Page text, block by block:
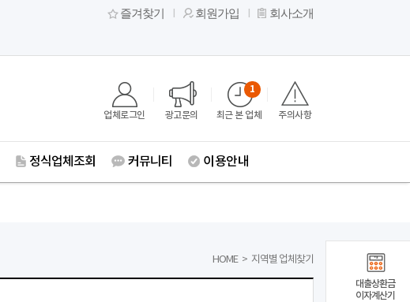
즐겨찾기 회원가입 회사소개
업체로그인 광고문의 최근 본 업체
1
주의사항
정식업체조회 커뮤니티 이용안내
HOME > 지역별 업체찾기
대출상환금
이자계산기